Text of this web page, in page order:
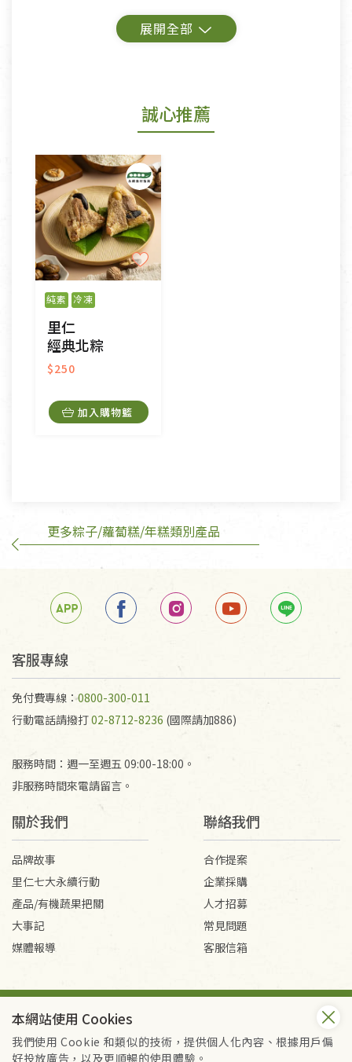
鑑賞期商品說明：
若您購買的商品有下列「不適用七天鑑賞期商品」情
形者，除商品瑕疵以外，恕不接受退換貨.
依消保法之規定提供該商品七天免費鑑賞期(含例假
日)的服務，原則上若商品未經使用或被汙損(除商品
瑕疵)，一般皆可申請退換貨。
不適用七天鑑賞期商品：
以數位或電磁紀錄形式儲存之商品、易於變質或損壞
之商品、以及性質上無法或不適合退換之商品：如
CD、VCD、DVD、電腦軟體，若產品瑕疵無法讀取僅
接受原片換新。
衣飾鞋類-如T恤，如於送達後水洗或污損者。
美容保養用品、內衣褲、襪子、口罩等私人消耗性產
內衣褲、襪子、口罩個人衛生用品除商品本身有瑕疵
外,依據《通訊交易解除權合理例外情事適用準
誠心推薦
純素 冷凍
里仁
經典北粽
$250
加入購物籃
更多粽子/蘿蔔糕/年糕類別產品
客服專線
免付費專線：0800-300-011
行動電話請撥打02-8712-8236 (國際請加886)
服務時間：週一至週五 09:00-18:00。
非服務時間來電請留言。
關於我們
品牌故事
里仁七大永續行動
產品/有機蔬果把關
大事記
媒體報導
聯絡我們
合作提案
企業採購
人才招募
常見問題
客服信箱
Copyright © 2026 里仁事業股份有限公司(統編：16301262) /
里仁網購股份有限公司(統編：25149752)
All Rights Reserved.
本網站使用 Cookies
我們使用 Cookie 和類似的技術，提供個人化內容、根據用戶偏
好投放廣告，以及更順暢的使用體驗。